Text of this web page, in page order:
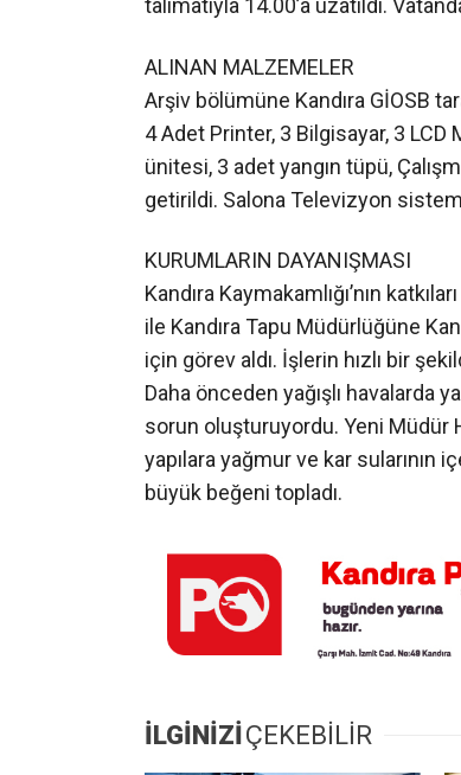
Kandıra Kaymakamlığı’nın
ile Kandıra Tapu Müdürlüğüne
için görev aldı. İşlerin hızlı bir
Daha önceden yağışlı havalarda
sorun oluşturuyordu. Yeni Müdür
büyük beğeni topladı.
İLGİNİZİÇEKEBİLİR
Türksat 3A’daki Yayınlar 16
Ağustos’ta yeni uydulara